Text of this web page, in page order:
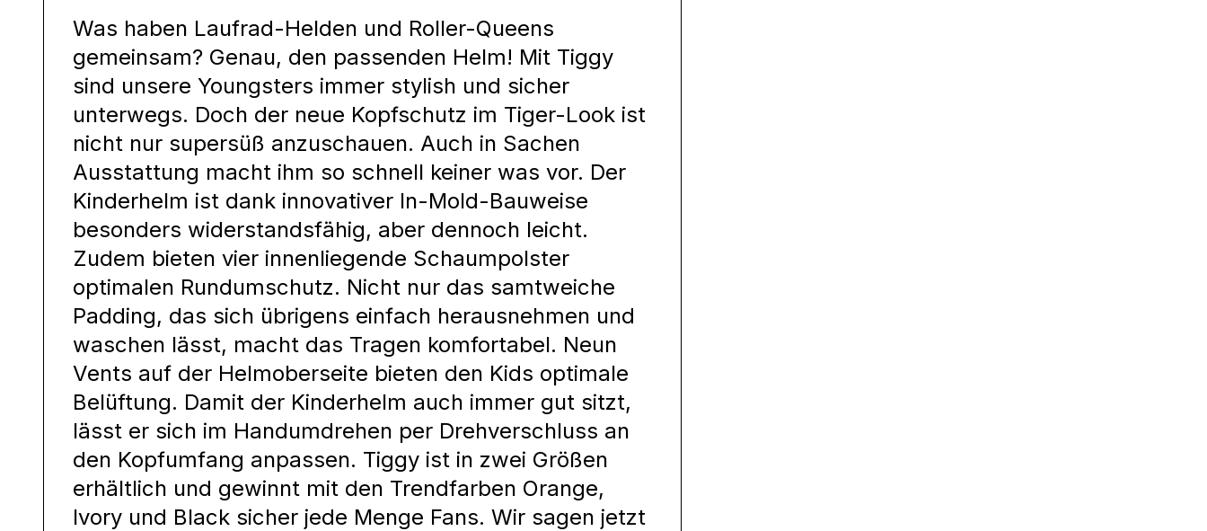
Was haben Laufrad-Helden und Roller-Queens
gemeinsam? Genau, den passenden Helm! Mit Tiggy
sind unsere Youngsters immer stylish und sicher
unterwegs. Doch der neue Kopfschutz im Tiger-Look ist
nicht nur supersüß anzuschauen. Auch in Sachen
Ausstattung macht ihm so schnell keiner was vor. Der
Kinderhelm ist dank innovativer In-Mold-Bauweise
besonders widerstandsfähig, aber dennoch leicht.
Zudem bieten vier innenliegende Schaumpolster
optimalen Rundumschutz. Nicht nur das samtweiche
Padding, das sich übrigens einfach herausnehmen und
waschen lässt, macht das Tragen komfortabel. Neun
Vents auf der Helmoberseite bieten den Kids optimale
Belüftung. Damit der Kinderhelm auch immer gut sitzt,
lässt er sich im Handumdrehen per Drehverschluss an
den Kopfumfang anpassen. Tiggy ist in zwei Größen
erhältlich und gewinnt mit den Trendfarben Orange,
Ivory und Black sicher jede Menge Fans. Wir sagen jetzt